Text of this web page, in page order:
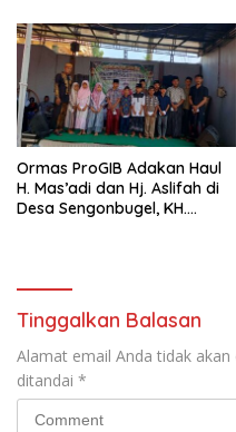
Ormas ProGIB Adakan Haul
H. Mas’adi dan Hj. Aslifah di
Desa Sengonbugel, KH.
Tinggalkan Balasan
Alamat email Anda tidak akan
ditandai *